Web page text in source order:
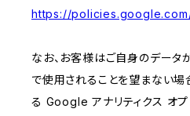
https://
なお、お客様はご自身のデータ
で使用されることを望まない
る Google アナリティクス オプ